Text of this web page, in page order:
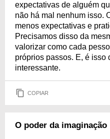
expectativas de alguém
não há mal nenhum isso.
menos expectativas e
Precisamos disso da
valorizar como cada
próprios passos. E, é isso
interessante.
COPIAR
O poder da imaginação